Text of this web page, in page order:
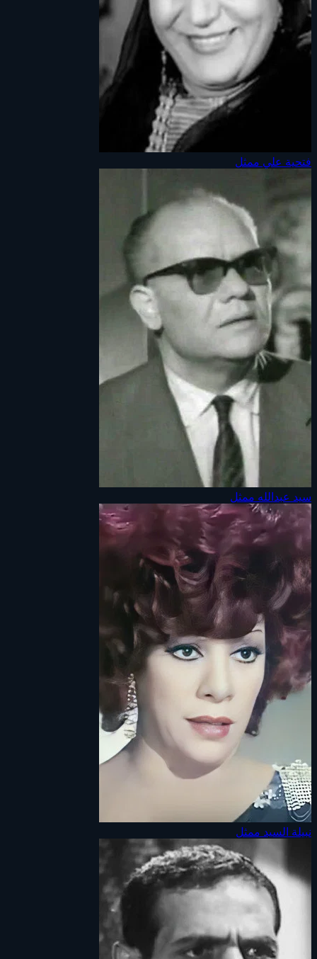
فتحية علي ممثل
سيد عبدالله ممثل
نبيلة السيد ممثل